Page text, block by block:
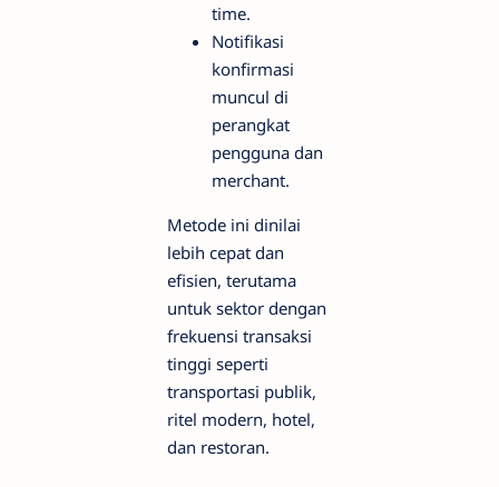
time.
Notifikasi
konfirmasi
muncul di
perangkat
pengguna dan
merchant.
Metode ini dinilai
lebih cepat dan
efisien, terutama
untuk sektor dengan
frekuensi transaksi
tinggi seperti
transportasi publik,
ritel modern, hotel,
dan restoran.